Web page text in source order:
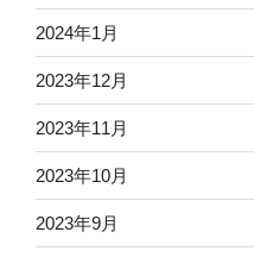
2024年1月
2023年12月
2023年11月
2023年10月
2023年9月